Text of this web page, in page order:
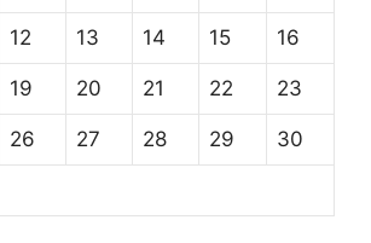
12 13 14 15 16
19 20 21 22 23
26 27 28 29 30